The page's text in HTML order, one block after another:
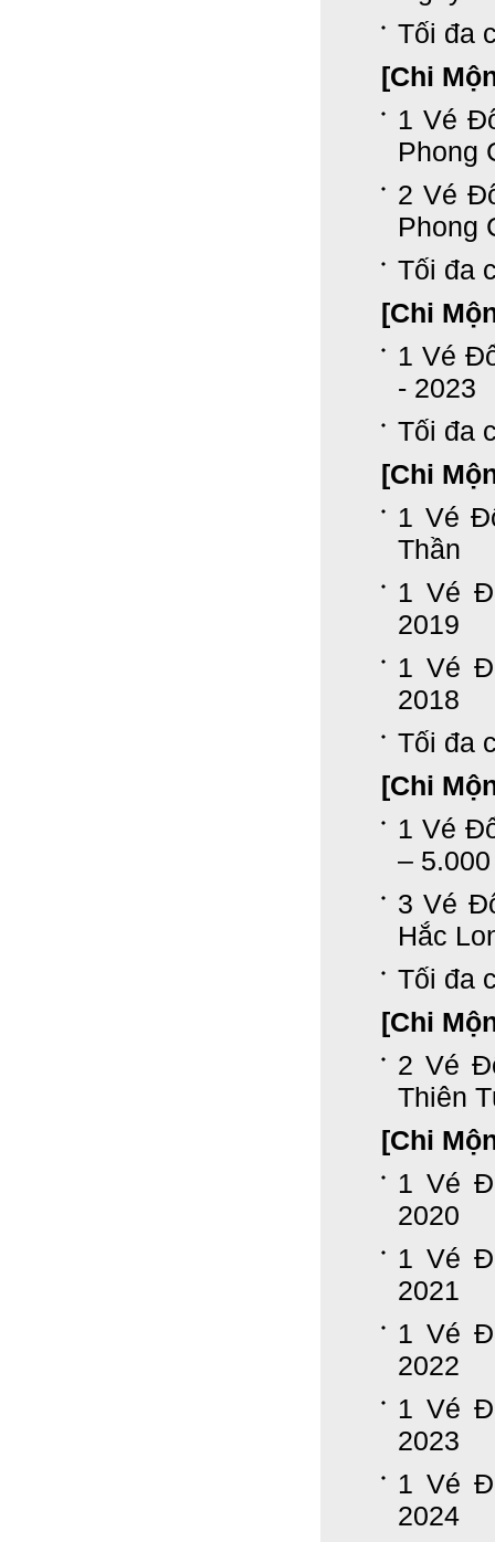
Tối đa
[Chi
1 Vé
Phong
2 Vé
Phong
Tối đa
[Chi
1 Vé
- 2023
Tối đa
[Chi
1 Vé
Thần
1 Vé
2019
1 Vé
2018
Tối đa
[Chi
1 Vé
– 5.000
3 Vé
Hắc
Tối đa
[Chi
2 Vé
Thiên
[Chi
1 Vé
2020
1 Vé
2021
1 Vé
2022
1 Vé
2023
1 Vé
2024